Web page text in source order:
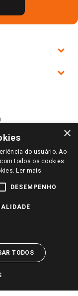
×
do usuário. Ao
todos os cookies
Ler mais
DESEMPENHO
TODOS